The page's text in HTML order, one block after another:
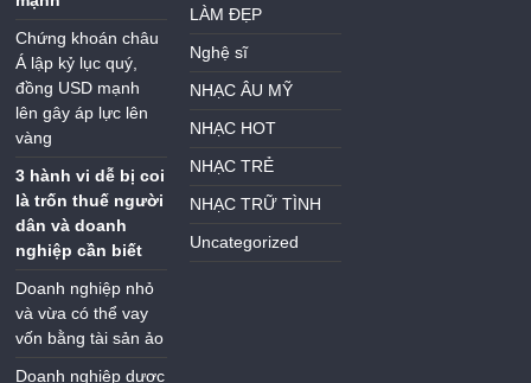
Chứng khoán châu
Á lập kỷ lục quý,
đồng USD mạnh
lên gây áp lực lên
vàng
3 hành vi dễ bị coi
là trốn thuế người
dân và doanh
nghiệp cần biết
Doanh nghiệp nhỏ
và vừa có thể vay
vốn bằng tài sản ảo
Doanh nghiệp dược
LÀM ĐẸP
Nghệ sĩ
NHẠC ÂU MỸ
NHẠC HOT
NHẠC TRẺ
NHẠC TRỮ TÌNH
Uncategorized